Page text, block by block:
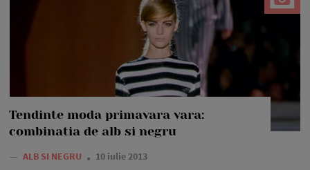
Tendinte moda primavara vara:
combinatia de alb si negru
— ALB SI NEGRU 10 iulie 2013